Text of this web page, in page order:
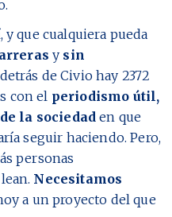
que cualquiera pueda
y sin
de Civio hay 2372
con el periodismo útil,
la sociedad en que
seguir haciendo. Pero,
personas
Necesitamos
a un proyecto del que